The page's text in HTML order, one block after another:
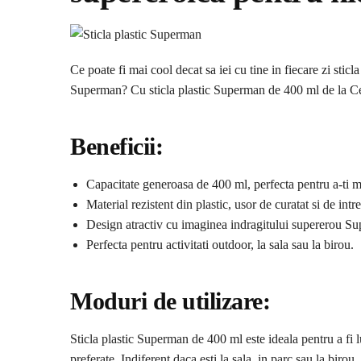
Ce poate fi mai cool decat sa iei cu tine in fiecare zi
Superman? Cu sticla plastic Superman de 400 ml de la
Beneficii:
Capacitate generoasa de 400 ml, perfecta pentru a-ti
Material rezistent din plastic, usor de curatat si de
Design atractiv cu imaginea indragitului supererou
Perfecta pentru activitati outdoor, la sala sau la birou.
Moduri de utilizare:
Sticla plastic Superman de 400 ml este ideala pentru a